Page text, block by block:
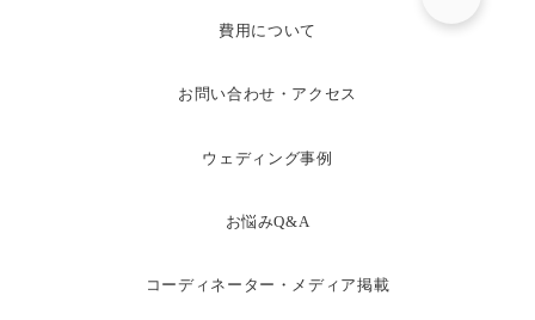
費用について
お問い合わせ・アクセス
ウェディング事例
お悩みQ&A
コーディネーター・メディア掲載